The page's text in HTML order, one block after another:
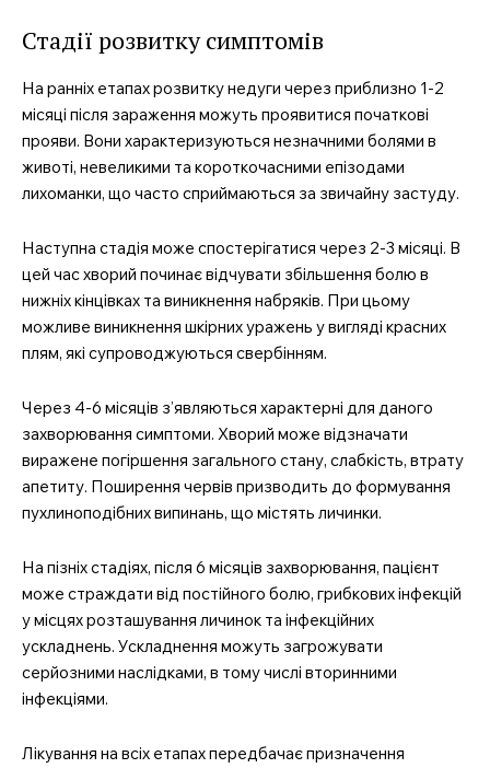
Стадії розвитку симптомів
На ранніх етапах розвитку недуги через приблизно 1-2
місяці після зараження можуть проявитися початкові
прояви. Вони характеризуються незначними болями в
животі, невеликими та короткочасними епізодами
лихоманки, що часто сприймаються за звичайну застуду.
Наступна стадія може спостерігатися через 2-3 місяці. В
цей час хворий починає відчувати збільшення болю в
нижніх кінцівках та виникнення набряків. При цьому
можливе виникнення шкірних уражень у вигляді красних
плям, які супроводжуються свербінням.
Через 4-6 місяців з’являються характерні для даного
захворювання симптоми. Хворий може відзначати
виражене погіршення загального стану, слабкість, втрату
апетиту. Поширення червів призводить до формування
пухлиноподібних випинань, що містять личинки.
На пізніх стадіях, після 6 місяців захворювання, пацієнт
може страждати від постійного болю, грибкових інфекцій
у місцях розташування личинок та інфекційних
ускладнень. Ускладнення можуть загрожувати
серйозними наслідками, в тому числі вторинними
інфекціями.
Лікування на всіх етапах передбачає призначення